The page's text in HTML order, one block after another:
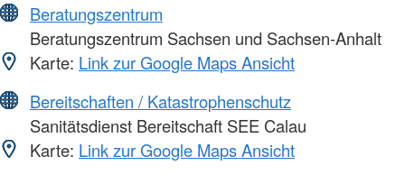
Beratungszentrum
Beratungszentrum Sachsen und Sachsen-Anhalt
Karte: Link zur Google Maps Ansicht
Bereitschaften / Katastrophenschutz
Sanitätsdienst Bereitschaft SEE Calau
Karte: Link zur Google Maps Ansicht